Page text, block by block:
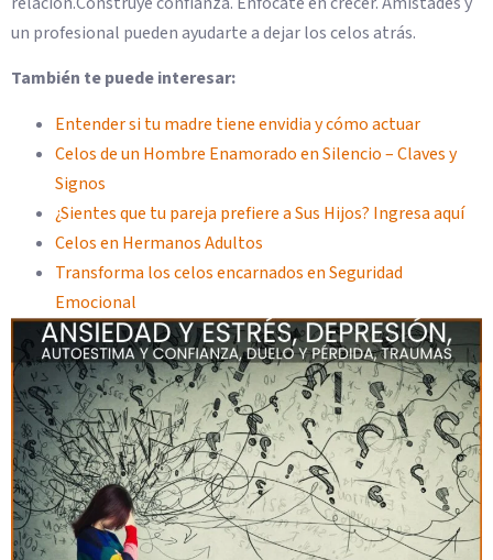
un profesional pueden ayudarte a dejar los celos atrás.
También te puede interesar:
Entender si tu madre tiene envidia y cómo actuar
Celos de un Hombre Enamorado en Silencio – Claves y
Signos
¿Sientes que tu pareja prefiere a Sus Hijos? Ingresa aquí
Celos en Hermanos Adultos
Transforma los celos encarnados en Seguridad
Emocional